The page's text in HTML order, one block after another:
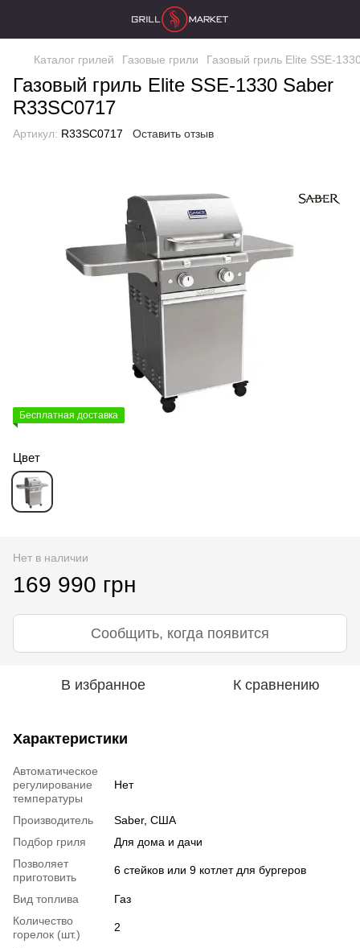
Каталог грилей Газовые грили Газовый гриль Elite SSE-
Газовый гриль Elite SSE-1330 Saber
R33SC0717
Артикул: R33SC0717 Оставить отзыв
Бесплатная доставка
Цвет
Нет в наличии
169 990 грн
Сообщить, когда появится
В избранное К сравнению
Характеристики
Автоматическое
регулирование
температуры
Нет
Производитель
Saber, США
Подбор гриля
Для дома и дачи
Позволяет
приготовить
6 стейков или 9 котлет для бургеров
Вид топлива
Газ
Количество
горелок (шт.)
2